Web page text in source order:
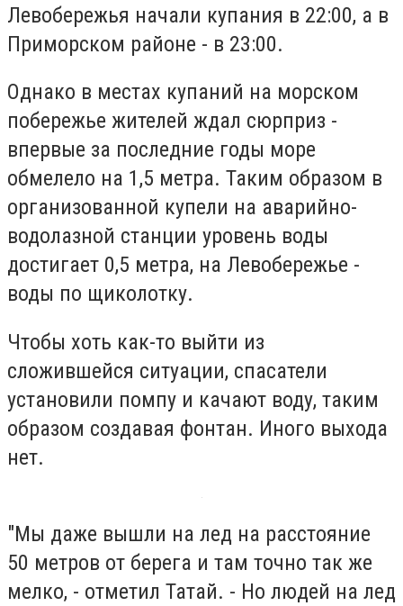
Левобережья начали купания в 22:00, а в
Приморском районе - в 23:00.
Однако в местах купаний на морском
побережье жителей ждал сюрприз -
впервые за последние годы море
обмелело на 1,5 метра. Таким образом в
организованной купели на аварийно-
водолазной станции уровень воды
достигает 0,5 метра, на Левобережье -
воды по щиколотку.
Чтобы хоть как-то выйти из
сложившейся ситуации, спасатели
установили помпу и качают воду, таким
образом создавая фонтан. Иного выхода
нет.
"Мы даже вышли на лед на расстояние
50 метров от берега и там точно так же
мелко, - отметил Татай. - Но людей на лед